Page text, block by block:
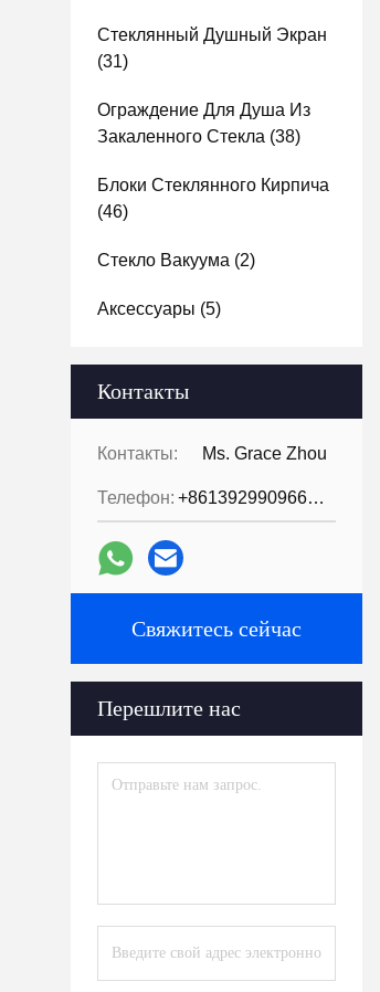
Стеклянный Душный Экран
(31)
Ограждение Для Душа Из
Закаленного Стекла (38)
Блоки Стеклянного Кирпича
(46)
Стекло Вакуума (2)
Аксессуары (5)
Контакты
Контакты: Ms. Grace Zhou
Телефон: +8613929909663--13690711186
Свяжитесь сейчас
Перешлите нас